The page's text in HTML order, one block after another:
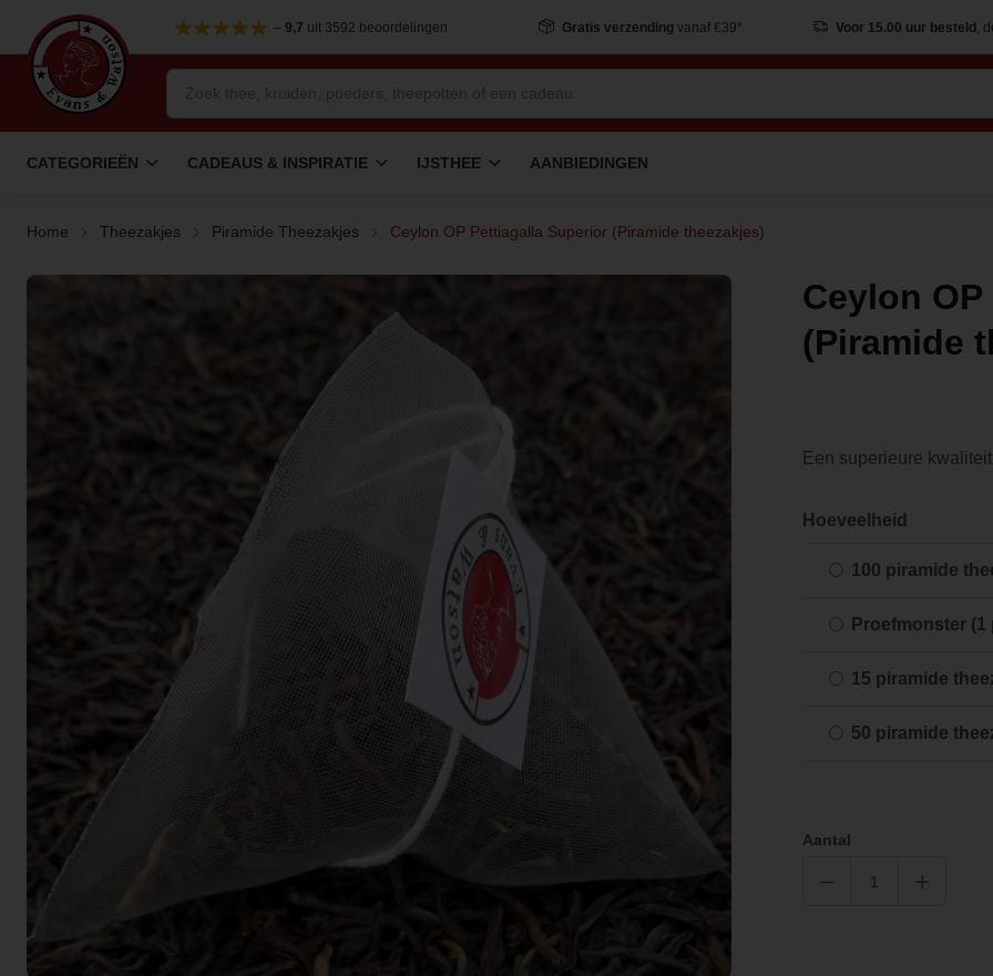
– 9,7 uit 3592 beoordelingen Gratis verzending vanaf €39* Voor 15.00 uur besteld ,
CATEGORIEËN CADEAUS & INSPIRATIE IJSTHEE AANBIEDINGEN
Home Theezakjes Piramide Theezakjes Ceylon OP Pettiagalla Superior (Piramide theezakjes)
Ceylon
(Piramide
Een superieure
Hoeveelheid
100 piramide
Proefmonster
15 piramide
50 piramide
Aantal